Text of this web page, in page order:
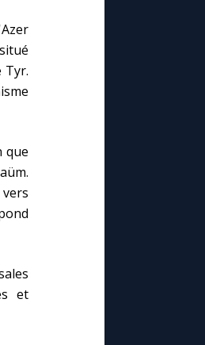
Tyr.
que
et